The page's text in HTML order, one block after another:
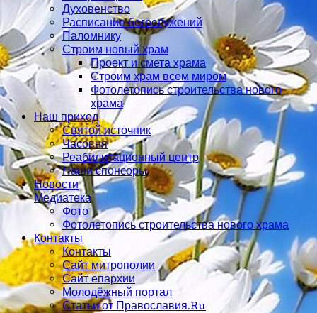
Духовенство
Расписание богослужений
Паломнику
Строим новый храм
Проект и смета храма
Строим храм всем миром
Фотолетопись строительства нового
храма
Наш приход
Святой источник
Часовня
Реабилитационный центр
Наши спонсоры
Новости
Медиатека
Фото
Фотолетопись строительства нового храма
Контакты
Контакты
Сайт митрополии
Сайт епархии
Молодёжный портал
Статьи от Православия.Ru